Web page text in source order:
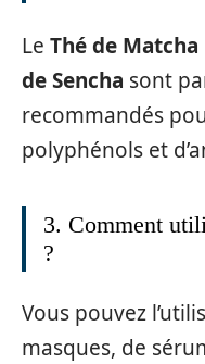
Le Thé de
de Sencha sont
recommandés
polyphénols et
3. Comment
?
Vous pouvez
masques, de